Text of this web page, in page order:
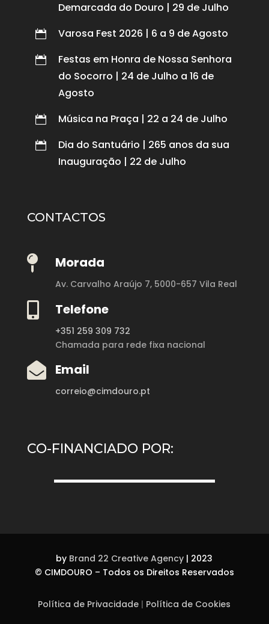
Demarcada do Douro | 29 de Julho
 Varosa Fest 2026 | 6 a 9 de Agosto

Festas em Honra de Nossa Senhora
do Socorro | 24 de Julho a 16 de
Agosto
 Música na Praça | 22 a 24 de Julho

Dia do Santuário | 265 anos da sua
Inauguração | 22 de Julho
CONTACTOS
 Morada
Av. Carvalho Araújo 7, 5000-657 Vila Real
 Telefone
+351 259 309 732
Chamada para rede fixa nacional
 Email
correio@cimdouro.pt
CO-FINANCIADO POR:
by Brand 22 Creative Agency | 2023
© CIMDOURO – Todos os Direitos Reservados
Política de Privacidade | Política de Cookies